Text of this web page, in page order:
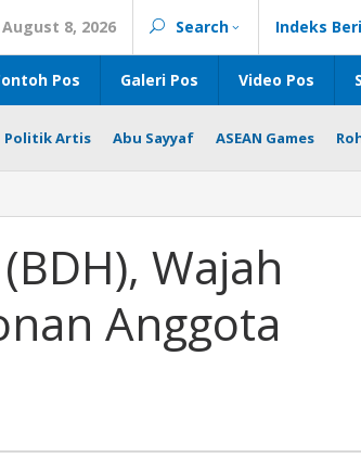
August 8, 2026 Search Indeks
Pos Galeri Pos Video Pos
Politik Artis Abu Sayyaf ASEAN Games
Wajah
Anggota